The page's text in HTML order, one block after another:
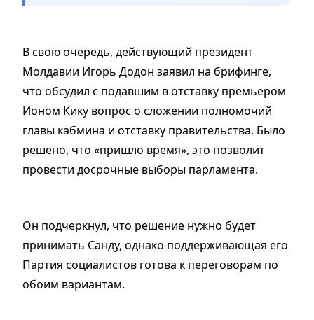
В свою очередь, действующий президент
Молдавии Игорь Додон заявил на брифинге,
что обсудил с подавшим в отставку премьером
Ионом Кику вопрос о сложении полномочий
главы кабмина и отставку правительства. Было
решено, что «пришло время», это позволит
провести досрочные выборы парламента.
Он подчеркнул, что решение нужно будет
принимать Санду, однако поддерживающая его
Партия социалистов готова к переговорам по
обоим вариантам.